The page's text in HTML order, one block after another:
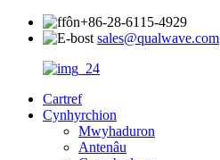
+86-28-6115-4929
sales@qualwave.com
Cartref
Cynhyrchion
Mwyhaduron
Antenâu